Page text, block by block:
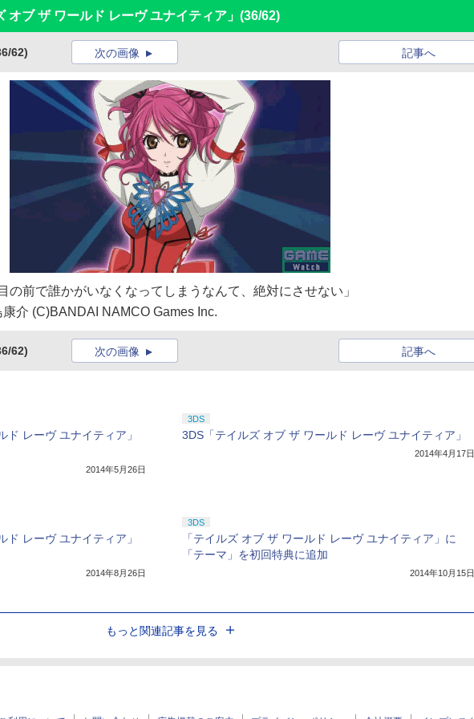
オブ ザ ワールド レーヴ ユナイティア」 (36/62)
62) 記事へ
次の画像
目の前で誰かがいなくなってしまうなんて、絶対にさせない」
介 (C)BANDAI NAMCO Games Inc.
62) 記事へ
次の画像
レーヴ ユナイティア」
2014年5月26日
3DS
3DS「テイルズ オブ ザ ワールド レーヴ ユナイティア」
2014年4月17日
レーヴ ユナイティア」
2014年8月26日
3DS
「テイルズ オブ ザ ワールド レーヴ ユナイティア」に
「テーマ」を初回特典に追加
2014年10月15日
もっと関連記事を見る